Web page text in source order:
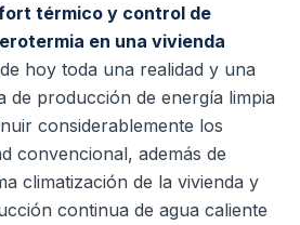
térmico y control de
en una vivienda
hoy toda una realidad y una
de producción de energía limpia
considerablemente los
convencional, además de
climatización de la vivienda y
continua de agua caliente